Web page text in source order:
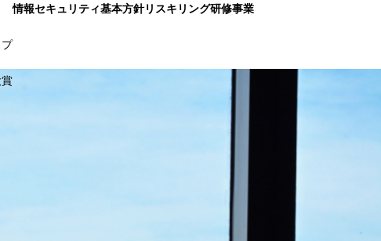
情報セキュリティ基本方針リスキリング研修事業